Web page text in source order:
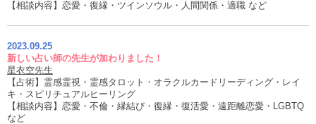
【相談内容】恋愛・復縁・ツインソウル・人間関係・適職 など
2023.09.25
新しい占い師の先生が加わりました！
星衣空先生
【占術】霊感霊視・霊感タロット・オラクルカードリーディング・レイ
キ・スピリチュアルヒーリング
【相談内容】恋愛・不倫・縁結び・復縁・復活愛・遠距離恋愛・LGBTQ
など